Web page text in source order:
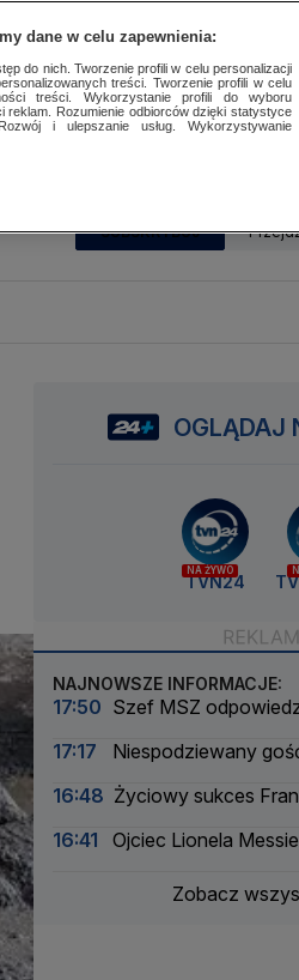
SUBSKRYBUJ
OGLĄDAJ
NA ŻYWO
TVN24
NAJNOWSZE INFORMACJE:
17:50 Szef MSZ
17:17
Niespodziewany
16:48 Życiowy sukces
16:41
Ojciec Lionela
Zobacz
dane w celu zapewnienia:
do nich. Tworzenie profili w celu personalizacji
treści. Tworzenie profili w celu
treści. Wykorzystanie profili do wyboru
reklam. Rozumienie odbiorców dzięki statystyce
i ulepszanie usług. Wykorzystywanie